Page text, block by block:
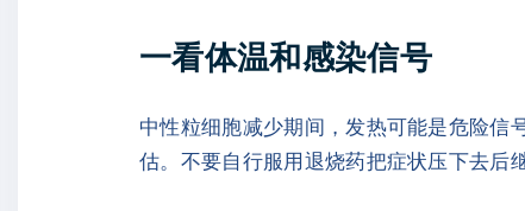
一看体温和感染信号
中性粒细胞减少期间，发热可能是危险
估。不要自行服用退烧药把症状压下去后